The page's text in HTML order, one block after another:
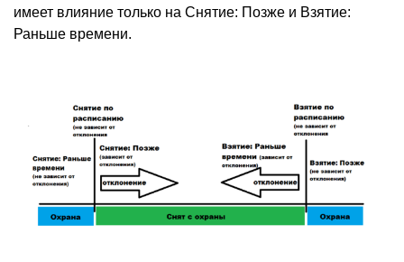
имеет влияние только на Снятие: Позже и Взятие:
Раньше времени.